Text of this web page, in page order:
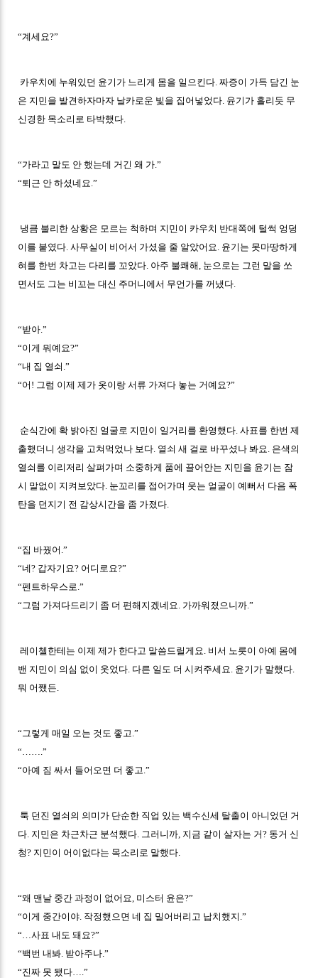
“계세요?”
카우치에 누워있던 윤기가 느리게 몸을 일으킨다. 짜증이 가득 담긴 눈
은 지민을 발견하자마자 날카로운 빛을 집어넣었다. 윤기가 흘리듯 무
신경한 목소리로 타박했다.
“가라고 말도 안 했는데 거긴 왜 가.”
“퇴근 안 하셨네요.”
냉큼 불리한 상황은 모르는 척하며 지민이 카우치 반대쪽에 털썩 엉덩
이를 붙였다. 사무실이 비어서 가셨을 줄 알았어요. 윤기는 못마땅하게
혀를 한번 차고는 다리를 꼬았다. 아주 불쾌해, 눈으로는 그런 말을 쏘
면서도 그는 비꼬는 대신 주머니에서 무언가를 꺼냈다.
“받아.”
“이게 뭐예요?”
“내 집 열쇠.”
“어! 그럼 이제 제가 옷이랑 서류 가져다 놓는 거예요?”
순식간에 확 밝아진 얼굴로 지민이 일거리를 환영했다. 사표를 한번 제
출했더니 생각을 고쳐먹었나 보다. 열쇠 새 걸로 바꾸셨나 봐요. 은색의
열쇠를 이리저리 살펴가며 소중하게 품에 끌어안는 지민을 윤기는 잠
시 말없이 지켜보았다. 눈꼬리를 접어가며 웃는 얼굴이 예뻐서 다음 폭
탄을 던지기 전 감상시간을 좀 가졌다.
“집 바꿨어.”
“네? 갑자기요? 어디로요?”
“펜트하우스로.”
“그럼 가져다드리기 좀 더 편해지겠네요. 가까워졌으니까.”
레이첼한테는 이제 제가 한다고 말씀드릴게요. 비서 노릇이 아예 몸에
밴 지민이 의심 없이 웃었다. 다른 일도 더 시켜주세요. 윤기가 말했다.
뭐 어쨌든.
“그렇게 매일 오는 것도 좋고.”
“…….”
“아예 짐 싸서 들어오면 더 좋고.”
툭 던진 열쇠의 의미가 단순한 직업 있는 백수신세 탈출이 아니었던 거
다. 지민은 차근차근 분석했다. 그러니까, 지금 같이 살자는 거? 동거 신
청? 지민이 어이없다는 목소리로 말했다.
“왜 맨날 중간 과정이 없어요, 미스터 윤은?”
“이게 중간이야. 작정했으면 네 집 밀어버리고 납치했지.”
“…사표 내도 돼요?”
“백번 내봐. 받아주나.”
“진짜 못 됐다….”